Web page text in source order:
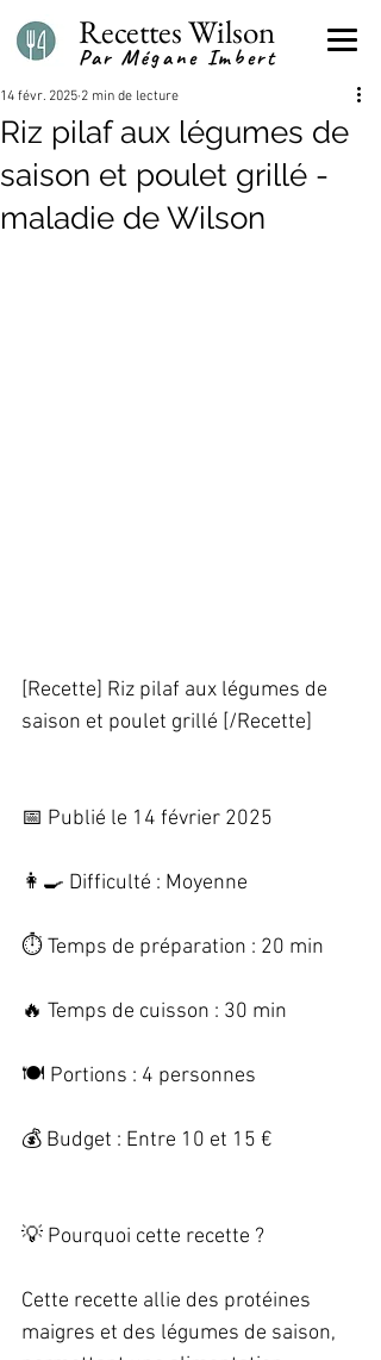
Par Mégane Imbert
Recettes Wilson
Riz pilaf aux légumes de
saison et poulet grillé -
maladie de Wilson
14 févr. 2025 2 min de lecture
[Recette] Riz pilaf aux légumes de
saison et poulet grillé [/Recette]
📅 Publié le 14 février 2025
👩‍🍳 Difficulté : Moyenne
⏱️ Temps de préparation : 20 min
🔥 Temps de cuisson : 30 min
🍽️ Portions : 4 personnes
💰 Budget : Entre 10 et 15 €
💡 Pourquoi cette recette ?
Cette recette allie des protéines
maigres et des légumes de saison,